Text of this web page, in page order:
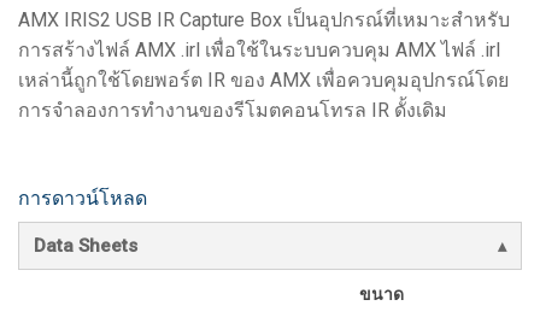
AMX IRIS2 USB IR Capture Box เป็นอุปกรณ์ที่เหมาะสำหรับ
การสร้างไฟล์ AMX .irl เพื่อใช้ในระบบควบคุม AMX ไฟล์ .irl
เหล่านี้ถูกใช้โดยพอร์ต IR ของ AMX เพื่อควบคุมอุปกรณ์โดย
การจำลองการทำงานของรีโมตคอนโทรล IR ดั้งเดิม
การดาวน์โหลด
Data Sheets
ขนาด